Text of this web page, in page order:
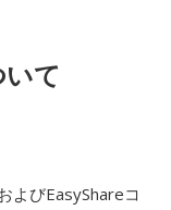
て
よびEasyShareコ